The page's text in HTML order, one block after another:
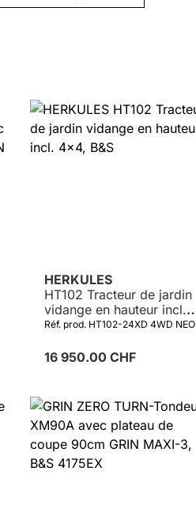
HERKULES
HT102 Tracteur de jardin
vidange en hauteur incl.
4x4, B&S
Réf. prod. HT102-24XD 4WD NEO
16 950.00 CHF